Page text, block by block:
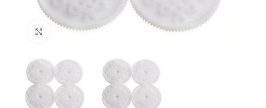
Click to enlarge